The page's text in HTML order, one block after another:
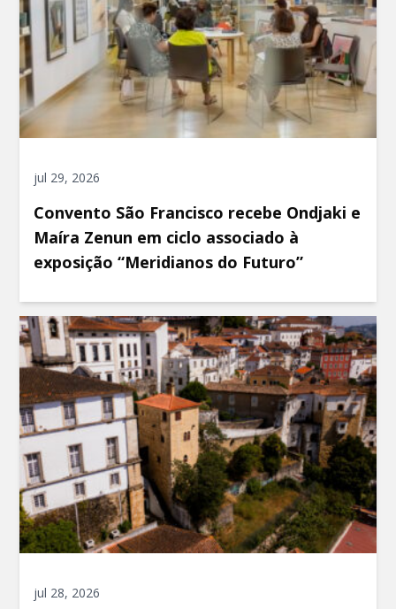
jul 29, 2026
Convento São Francisco recebe Ondjaki e
Maíra Zenun em ciclo associado à
exposição “Meridianos do Futuro”
jul 28, 2026